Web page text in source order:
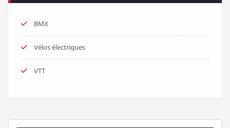
BMX
Vélos électriques
VTT